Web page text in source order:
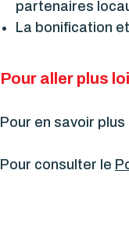
partenaires
La bonification
Pour aller plus
Pour en savoir plus
Pour consulter le